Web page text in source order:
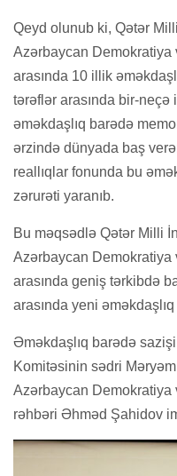
Qeyd olunub ki, Qətər
Azərbaycan Demokratiya
arasında 10 illik
tərəflər arasında bir-
əməkdaşlıq barədə
ərzində dünyada baş
reallıqlar fonunda bu
zərurəti yaranıb.
Bu məqsədlə Qətər Milli
Azərbaycan Demokratiya
arasında geniş tərkibdə
arasında yeni
Əməkdaşlıq barədə
Komitəsinin sədri
Azərbaycan Demokratiya
rəhbəri Əhməd Şahidov